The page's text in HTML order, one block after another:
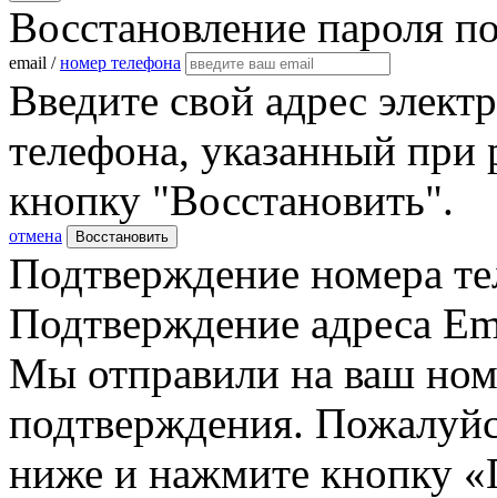
Восстановление пароля
email /номер телефона
Введите свой адрес
телефона, указанный при
кнопку "Восстановить".
отмена Восстановить
Подтверждение номера
Подтверждение адреса
Мы отправили на ваш
подтверждения.
ниже и нажмите кнопку